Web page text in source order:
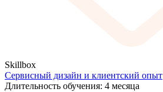
Skillbox
Сервисный дизайн и клиентский опыт
Длительность обучения: 4 месяца